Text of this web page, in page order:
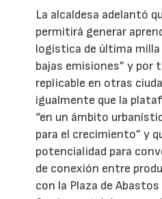
La alcaldesa adelantó
permitirá generar
logística de última milla
bajas emisiones” y
replicable en otras
igualmente que la
“en un ámbito
para el crecimiento” y
potencialidad para
de conexión entre
con la Plaza de